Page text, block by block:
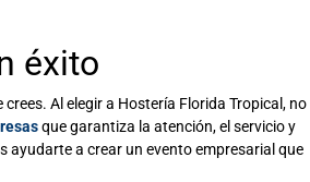
éxito
Al elegir a Hostería Florida Tropical, no
que garantiza la atención, el servicio y
ayudarte a crear un evento empresarial que